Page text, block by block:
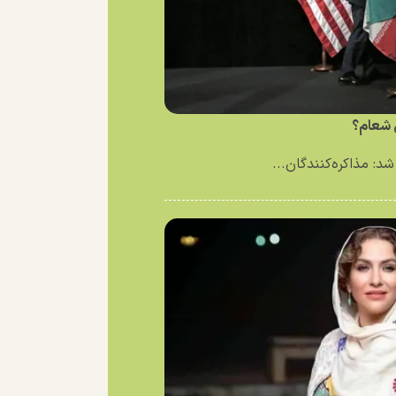
شعام؟
مذاکره‌کنندگان...